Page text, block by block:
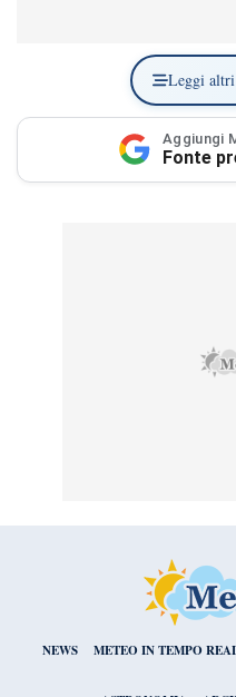
Leggi
Aggiungi
Fonte
NEWS METEO IN TEMPO